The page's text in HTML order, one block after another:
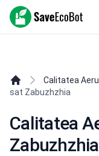
SaveEcoBot
Calitatea
sat Zabuzhzhia
Calitatea
Zabuzhzhia